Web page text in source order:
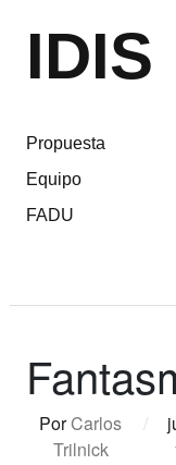
IDIS
Propuesta
Equipo
FADU
PorCarlos
Trilnick
/